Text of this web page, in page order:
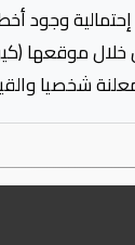
وجود
خلال موقعها
شخصيا